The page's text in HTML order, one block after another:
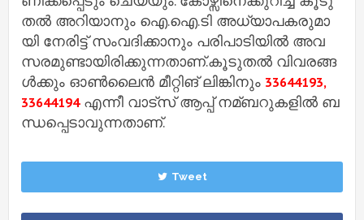
ത​ല്‍ അ​റി​യാ​നും ഐ.​ഐ.​ടി അ​ധ്യാ​പ​ക​രു​മാ​
യി നേ​രി​ട്ട് സം​വ​ദി​ക്കാ​നും പ​രി​പാ​ടി​യി​ല്‍ അ​വ​
സ​ര​മു​ണ്ടാ​യി​രി​ക്കു​ന്ന​താ​ണ്.കൂ​ടു​ത​ല്‍ വി​വ​ര​ങ്ങ​
ള്‍​ക്കും ഓ​ണ്‍​ലൈ​ന്‍ മീ​റ്റി​ങ്​ ലി​ങ്കി​നും 33644193,
33644194എ​ന്നീ വാ​ട്സ് ആ​പ്പ് ന​മ്ബ​റു​ക​ളി​ല്‍ ബ​
ന്ധ​പ്പെ​ടാ​വു​ന്ന​താ​ണ്.
Tweet